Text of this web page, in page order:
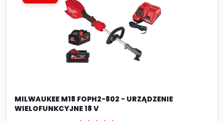
MILWAUKEE M18 FOPH2-802 - URZĄDZENIE
WIELOFUNKCYJNE 18 V